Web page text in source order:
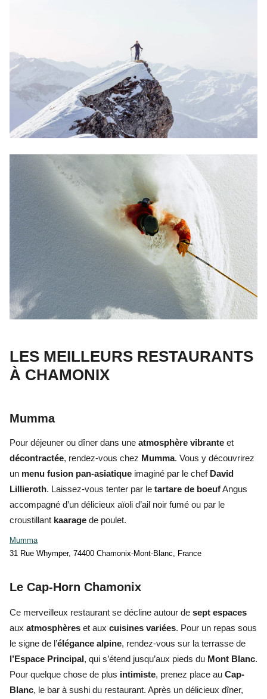
LES MEILLEURS RESTAURANTS
À CHAMONIX
Mumma
Pour déjeuner ou dîner dans une atmosphère vibrante et
décontractée, rendez-vous chez Mumma. Vous y découvrirez
un menu fusion pan-asiatique imaginé par le chef David
Lillieroth. Laissez-vous tenter par le tartare de boeufAngus
accompagné d’un délicieux aïoli d’ail noir fumé ou par le
croustillant kaarage de poulet.
Mumma
31 Rue Whymper, 74400 Chamonix-Mont-Blanc, France
Le Cap-Horn Chamonix
Ce merveilleux restaurant se décline autour de sept espaces
aux atmosphères et aux cuisines variées. Pour un repas sous
le signe de l’élégance alpine, rendez-vous sur la terrasse de
l’Espace Principal, qui s’étend jusqu’aux pieds du Mont Blanc.
Pour quelque chose de plus intimiste, prenez place au Cap-
Blanc, le bar à sushi du restaurant. Après un délicieux dîner,